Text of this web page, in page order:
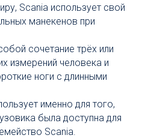
Scania использует свой
манекенов при
сочетание трёх или
измерений человека и
ноги с длинными
именно для того,
была доступна для
Scania.